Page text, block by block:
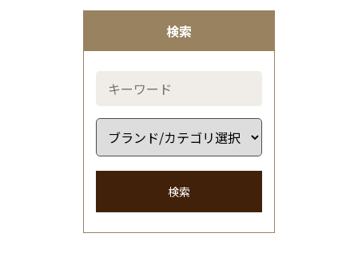
検索
検索